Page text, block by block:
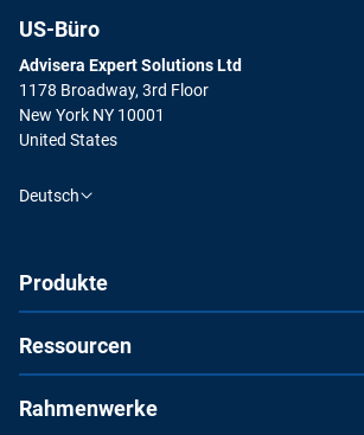
US-Büro
Advisera Expert Solutions Ltd
1178 Broadway, 3rd Floor
New York NY 10001
United States
Deutsch
Produkte
Ressourcen
Rahmenwerke